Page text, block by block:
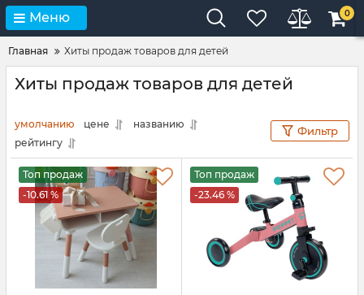
Меню 0
Главная Хиты продаж товаров для детей
Хиты продаж товаров для детей
умолчанию цене
названию
рейтингу
Фильтр
Топ продаж
-10.61 %
Топ продаж
-23.46 %